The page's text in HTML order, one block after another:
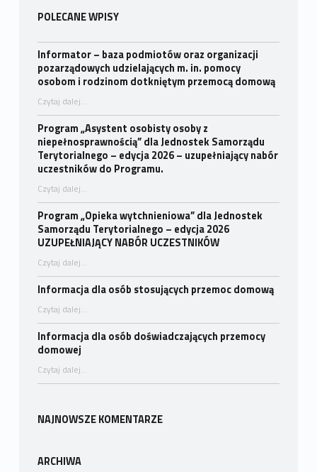
POLECANE WPISY
Informator – baza podmiotów oraz organizacji
pozarządowych udzielających m. in. pomocy
osobom i rodzinom dotkniętym przemocą domową
Czytaj dalej“Informator – baza podmiotów oraz organizacji pozarządowych udzielających m. in. pomocy osobom i rodzinom dotkniętym przemocą domową”
…
Program „Asystent osobisty osoby z
niepełnosprawnością” dla Jednostek Samorządu
Terytorialnego – edycja 2026 – uzupełniający nabór
uczestników do Programu.
Czytaj dalej“Program „Asystent osobisty osoby z niepełnosprawnością” dla Jednostek Samorządu Terytorialnego – edycja 2026 – uzupełniający nabór uczestników do Programu.”
…
Program „Opieka wytchnieniowa” dla Jednostek
Samorządu Terytorialnego – edycja 2026
UZUPEŁNIAJĄCY NABÓR UCZESTNIKÓW
Czytaj dalej“Program „Opieka wytchnieniowa” dla Jednostek Samorządu Terytorialnego – edycja 2026 UZUPEŁNIAJĄCY NABÓR UCZESTNIKÓW”
…
Informacja dla osób stosujących przemoc domową
Czytaj dalej“Informacja dla osób stosujących przemoc domową”
…
Informacja dla osób doświadczających przemocy
domowej
Czytaj dalej“Informacja dla osób doświadczających przemocy domowej”
…
NAJNOWSZE KOMENTARZE
ARCHIWA